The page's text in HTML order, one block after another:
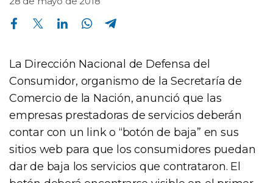
Compartir en Facebook Compartir en Twitter Compartir en Linkedin Compartir en Whatsapp
La Dirección Nacional de Defensa del
Consumidor, organismo de la Secretaría de
Comercio de la Nación, anunció que las
empresas prestadoras de servicios deberán
contar con un link o “botón de baja” en sus
sitios web para que los consumidores puedan
dar de baja los servicios que contrataron. El